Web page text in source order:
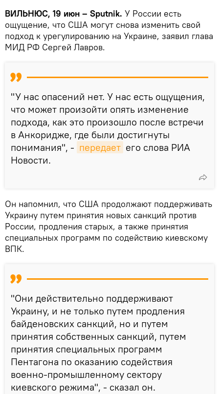
ВИЛЬНЮС, 19 июн – Sputnik. У России есть
ощущение, что США могут снова изменить свой
подход к урегулированию на Украине, заявил глава
МИД РФ Сергей Лавров.
"У нас опасений нет. У нас есть ощущения,
что может произойти опять изменение
подхода, как это произошло после встречи
в Анкоридже, где были достигнуты
понимания", - передает его слова РИА
Новости.
Он напомнил, что США продолжают поддерживать
Украину путем принятия новых санкций против
России, продления старых, а также принятия
специальных программ по содействию киевскому
ВПК.
"Они действительно поддерживают
Украину, и не только путем продления
байденовских санкций, но и путем
принятия собственных санкций, путем
принятия специальных программ
Пентагона по оказанию содействия
военно-промышленному сектору
киевского режима", - сказал он.